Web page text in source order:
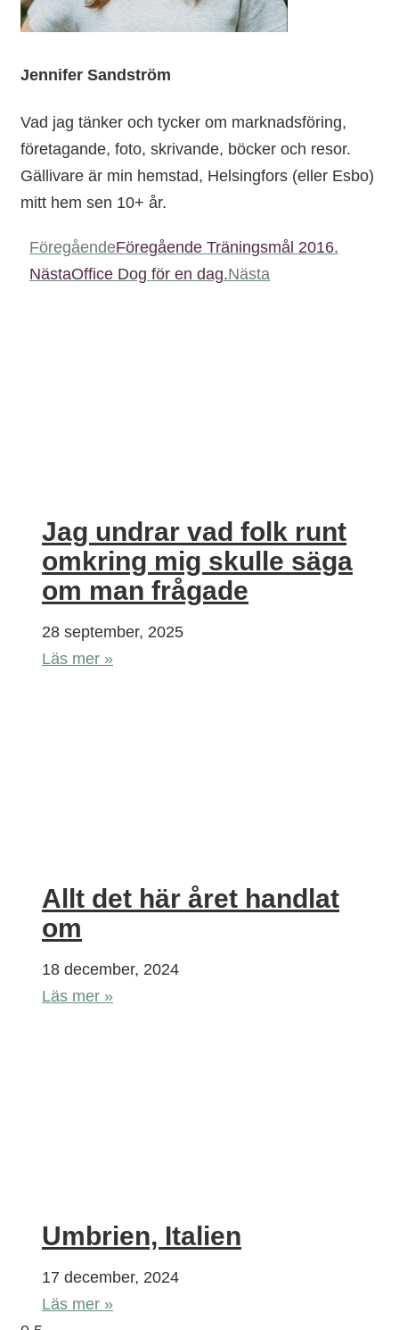
Jennifer Sandström
Vad jag tänker och tycker om marknadsföring,
företagande, foto, skrivande, böcker och resor.
Gällivare är min hemstad, Helsingfors (eller Esbo)
mitt hem sen 10+ år.
FöregåendeFöregående Träningsmål 2016.
NästaOffice Dog för en dag.Nästa
Jag undrar vad folk runt
omkring mig skulle säga
om man frågade
28 september, 2025
Läs mer »
Allt det här året handlat
om
18 december, 2024
Läs mer »
Umbrien, Italien
17 december, 2024
Läs mer »